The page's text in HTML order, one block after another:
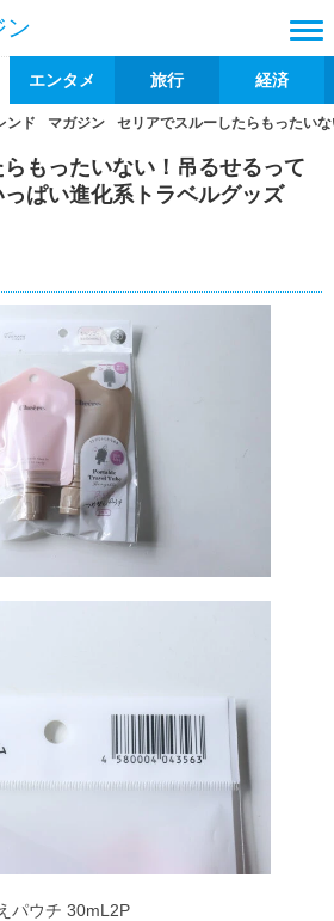
ン
エンタメ 旅行 経済
ンド マガジン セリアでスルーしたらもったい
もったいない！吊るせるって
ぱい進化系トラベルグッズ
パウチ 30mL2P